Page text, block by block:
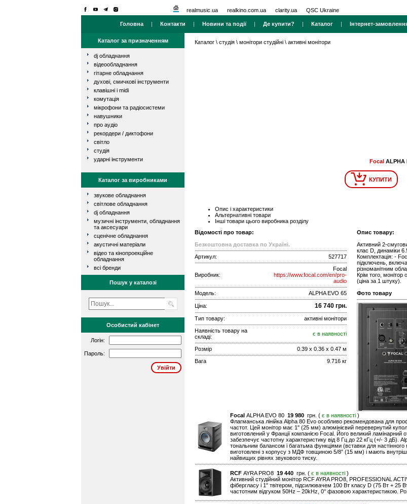
realmusic.ua realkino.com.ua clarity.ua QSC Ukraine
Головна | Контакти | Новини та події| Де купити? | Каталог | Інтернет-
Каталог за призначенням
dj обладнання
відеообладнання
гітарне обладнання
духові, смичкові інструменти
клавішні і midi
комутація
мікрофони та радіосистеми
навушники
про аудіо
рекордери / диктофони
світло
студія
ударні інструменти
Каталог за виробниками
звукове обладнання
світлове обладнання
dj обладнання
музичні інструменти, обладнання
та аксесуари
сценічне обладнання
акустичні матеріали
відео та кінопроекційне
обладнання
всі бренди
Пошук у каталозі
Особистий кабінет
Логін:
Пароль:
Каталог \ студія \ монітори студійні \ активні монітори
FocalALPHA
КУПИТИ
Опис і характеристики
Альтернативні товари
Інші товари цього виробника розділу
Відомості про товар:
Безкоштовна доставка по Україні.
Артикул:
527717
Виробник:
Focal
https://www.focal.com/en/pro-
audio
Модель:
ALPHA EVO 65
Ціна: 16 740 грн.
Тип товару:
активні монітори
Наявність товару на
складі:
є в наявності
Розмір
0.39 x 0.36 x 0.47 м
Вага
9.716 кг
Опис товару:
Активний 2-
клас D, динаміки
Комплектація: -
підключень,
різноманітним
Крім того,
(ціна за 1 штуку).
Фото товару
Focal ALPHA EVO 80 19 980 грн. ( є в наявності )
Флагманська лінійка Alpha 80 Evo особливо рекомендована для
частот. Цей монітор має 1" (25 мм) алюмінієвий перевернутий
виготовлений у Франції компанією Focal. Його великий
забезпечує частотну характеристику від 8 Гц до 22 кГц (+/- 3 дБ).
тональним балансом і багатьма функціями (вставки для
виготовлені з корпусу з МДФ товщиною 5/8” (15 мм) і мають
найвищих рівнях звукового тиску.
RCF AYRA PRO8 19 440 грн. ( є в наявності )
Активний студійний монітор RCF AYRA PRO8, PROFESSIONAL
фібергласу і 1" твітером, підсилювачем 100 Вт класу D (75 Вт + 25
частотним відгуком 50Hz – 20kHz, 0° фазовою характеристикою.